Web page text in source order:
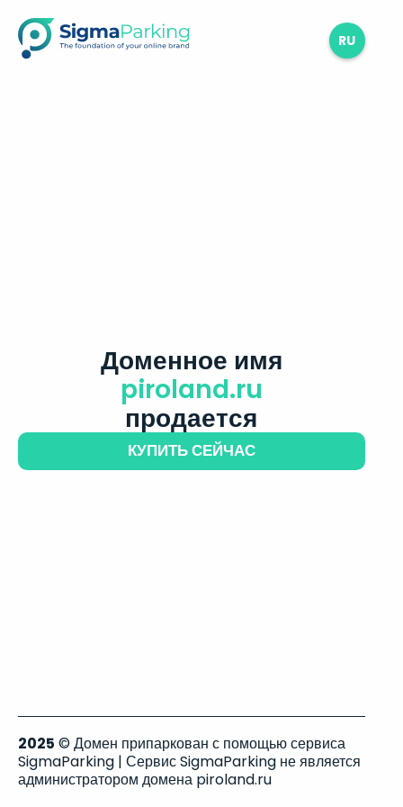
RU
Доменное имя
piroland.ru
продается
КУПИТЬ СЕЙЧАС
2025 © Домен припаркован с помощью сервиса
SigmaParking | Сервис SigmaParking не является
администратором домена piroland.ru